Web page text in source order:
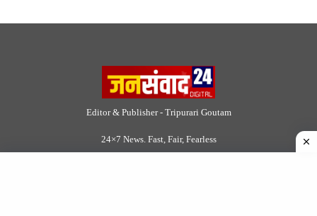
Editor & Publisher - Tripurari Goutam
24×7 News. Fast, Fair, Fearless